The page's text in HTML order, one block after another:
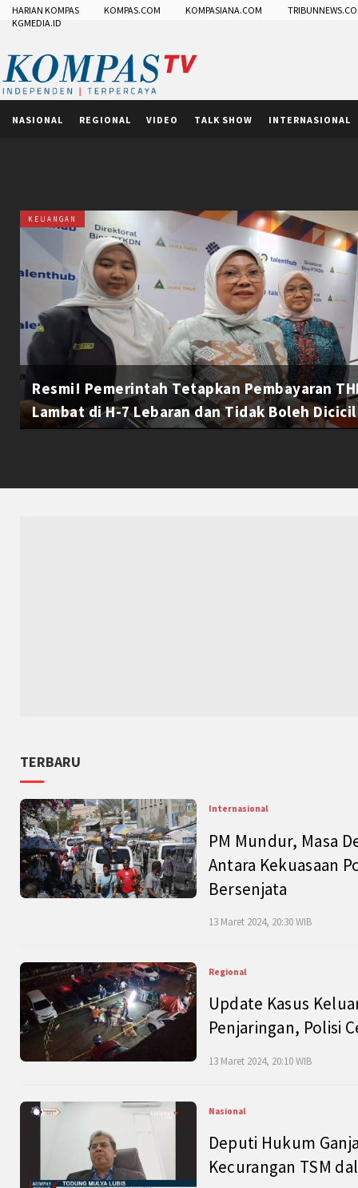
HARIAN KOMPAS KOMPAS.COM KOMPASIANA.COM
KGMEDIA.ID
NASIONAL REGIONAL VIDEO TALK SHOW INTERNASIONAL
KEUANGAN
Resmi! Pemerintah Tetapkan Pembayaran
Lambat di H-7 Lebaran dan Tidak Boleh Dicicil
TERBARU
Internasional
PM Mundur, Masa
Antara Kekuasaan
Bersenjata
13 Maret 2024, 20:30 WIB
Regional
Update Kasus
Penjaringan, Polisi
13 Maret 2024, 20:10 WIB
Nasional
Deputi Hukum
Kecurangan TSM